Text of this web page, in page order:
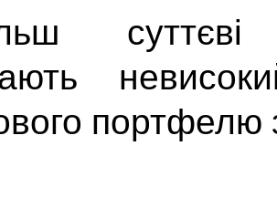
портфелю